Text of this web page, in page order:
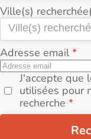
Ville(s)
Adresse email
J'accepte que
utilisées pour
recherche